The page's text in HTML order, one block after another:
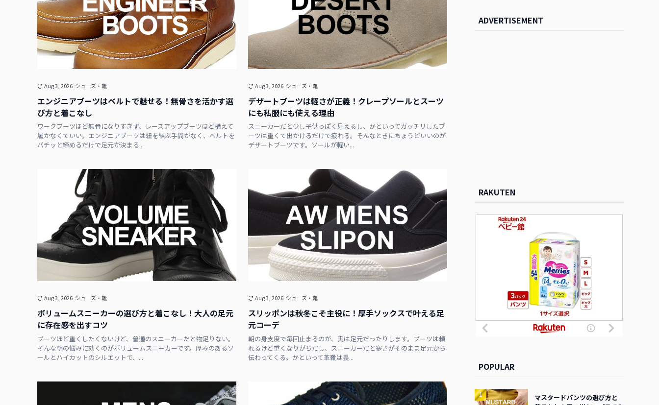
エンジニアブーツはベルトで魅せる！無骨さを活かす選
び方と着こなし
ワークブーツほど無骨になりすぎず、レースアップブーツほど構えて
履かなくていい。エンジニアブーツは紐を結ぶ手間がなく、ベルトを
パチッと締めるだけで足元が決まる...
Aug 3, 2026 シューズ・靴
デザートブーツは軽さが正義！クレープソールとスーツ
にも私服にも使える理由
スニーカーだと少し子供っぽく見えるし、かといってガッチリしたブ
ーツは重くて出かけるだけで疲れる。そんなときにちょうどいいのが
デザートブーツです。ソールが軽い...
Aug 3, 2026 シューズ・靴
ボリュームスニーカーの選び方と着こなし！大人の足元
に存在感を出すコツ
ブーツほど重くしたくないけど、普通のスニーカーだと物足りない。
そんな朝の悩みに効くのがボリュームスニーカーです。厚みのあるソ
ールとハイカットのシルエットで、...
Aug 3, 2026 シューズ・靴
スリッポンは秋冬こそ主役に！厚手ソックスで叶える足
元コーデ
朝の身支度で毎回止まるのが、実は足元だったりします。ブーツは頼
れるけど重くなりがちだし、スニーカーだと寒さがそのまま足元から
伝わってくる。かといって革靴は畏...
Aug 3, 2026 シューズ・靴
ADVERTISEMENT
RAKUTEN
POPULAR
マスタードパンツの選び方と